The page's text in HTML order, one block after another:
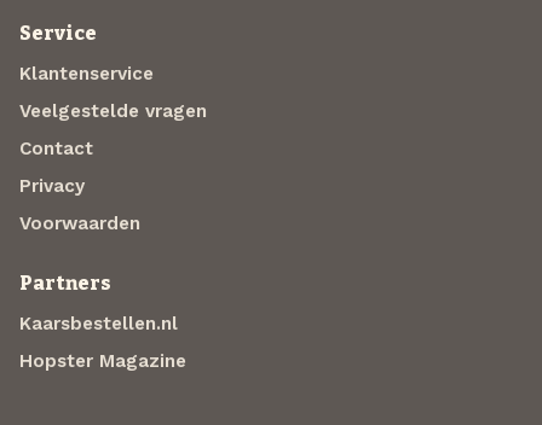
Service
Klantenservice
Veelgestelde vragen
Contact
Privacy
Voorwaarden
Partners
Kaarsbestellen.nl
Hopster Magazine